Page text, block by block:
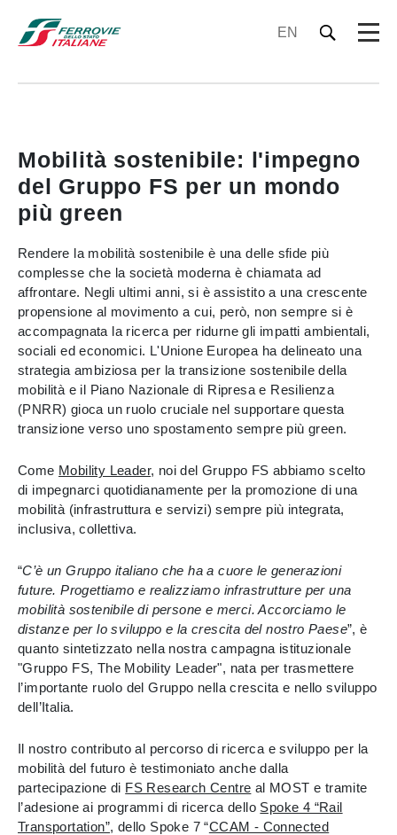
EN
Mobilità sostenibile: l'impegno
del Gruppo FS per un mondo
più green
Rendere la mobilità sostenibile è una delle sfide più
complesse che la società moderna è chiamata ad
affrontare. Negli ultimi anni, si è assistito a una crescente
propensione al movimento a cui, però, non sempre si è
accompagnata la ricerca per ridurne gli impatti ambientali,
sociali ed economici. L'Unione Europea ha delineato una
strategia ambiziosa per la transizione sostenibile della
mobilità e il Piano Nazionale di Ripresa e Resilienza
(PNRR) gioca un ruolo cruciale nel supportare questa
transizione verso uno spostamento sempre più green.
Come Mobility Leader, noi del Gruppo FS abbiamo scelto
di impegnarci quotidianamente per la promozione di una
mobilità (infrastruttura e servizi) sempre più integrata,
inclusiva, collettiva.
“C’è un Gruppo italiano che ha a cuore le generazioni
future. Progettiamo e realizziamo infrastrutture per una
mobilità sostenibile di persone e merci. Accorciamo le
distanze per lo sviluppo e la crescita del nostro Paese”, è
quanto sintetizzato nella nostra campagna istituzionale
"Gruppo FS, The Mobility Leader", nata per trasmettere
l’importante ruolo del Gruppo nella crescita e nello sviluppo
dell’Italia.
Il nostro contributo al percorso di ricerca e sviluppo per la
mobilità del futuro è testimoniato anche dalla
partecipazione di FS Research Centre al MOST e tramite
l’adesione ai programmi di ricerca dello Spoke 4 “Rail
Transportation”, dello Spoke 7 “CCAM - Connected